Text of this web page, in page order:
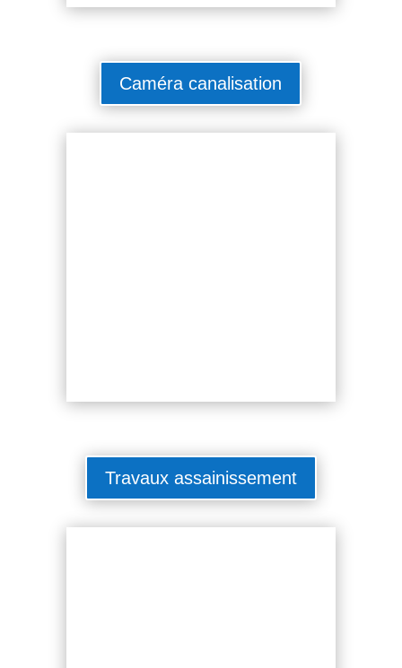
Caméra canalisation
Travaux assainissement